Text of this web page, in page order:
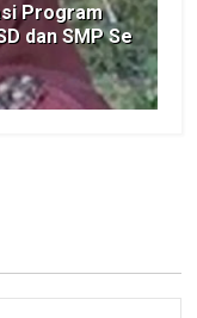
Program
dan SMP Se